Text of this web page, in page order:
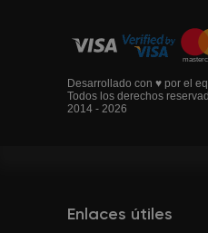
Desarrollado con ♥ por el
Todos los derechos
2014 - 2026
Enlaces útiles